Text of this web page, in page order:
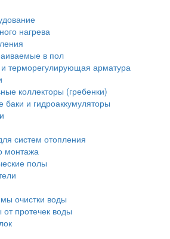
нагрева
в пол
терморегулирующая арматура
коллекторы (гребенки)
и гидроаккумуляторы
систем отопления
монтажа
полы
очистки воды
протечек воды